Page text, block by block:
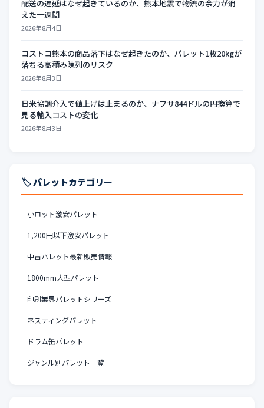
配送の遅延はなぜ起きているのか、熊本地震で物流の余力が消
えた一週間
2026年8月4日
コストコ熊本の商品落下はなぜ起きたのか、パレット1枚20kgが
落ちる高積み陳列のリスク
2026年8月3日
日米協調介入で値上げは止まるのか、ナフサ844ドルの円換算で
見る輸入コストの変化
2026年8月3日
🏷️ パレットカテゴリー
小ロット激安パレット
1,200円以下激安パレット
中古パレット最新販売情報
1800mm大型パレット
印刷業界パレットシリーズ
ネスティングパレット
ドラム缶パレット
ジャンル別パレット一覧